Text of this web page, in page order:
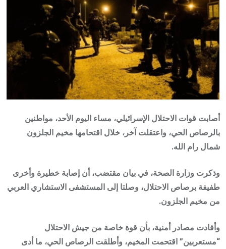
أصابت قوات الاحتلال الإسرائيلي، مساء اليوم الأحد، مواطنين
بالرصاص الحي، واعتقلت آخر، خلال اقتحامها مخيم الجلزون
شمال رام الله.
وذكرت وزارة الصحة، في بيان مقتضب، أن إصابة خطيرة وأخرى
طفيفة برصاص الاحتلال، وصلتا إلى المستشفى الاستشاري العربي
من مخيم الجلزون.
وأفادت مصادر أمنية، بأن قوة خاصة من جيش الاحتلال
“مستعربين” اقتحمت المخيم، وأطلقت الرصاص الحي، ما أدى